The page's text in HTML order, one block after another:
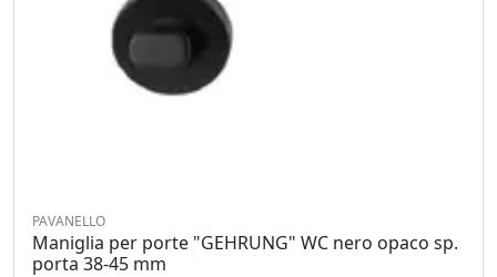
PAVANELLO
Maniglia per porte "GEHRUNG" WC nero opaco sp.
porta 38-45 mm